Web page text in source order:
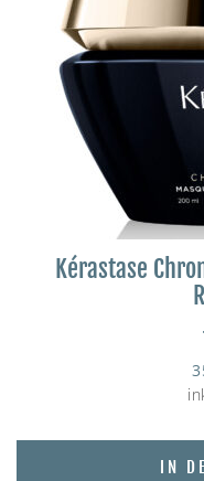
Kérastase
IN